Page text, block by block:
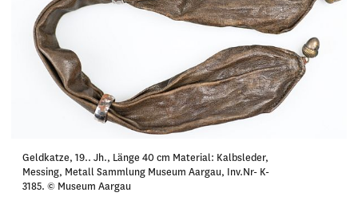
Geldkatze, 19.. Jh., Länge 40 cm Material: Kalbsleder,
Messing, Metall Sammlung Museum Aargau, Inv.Nr- K-
3185. © Museum Aargau